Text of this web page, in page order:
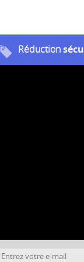
Réduction